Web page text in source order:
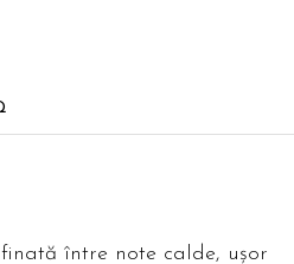
între note calde, ușor